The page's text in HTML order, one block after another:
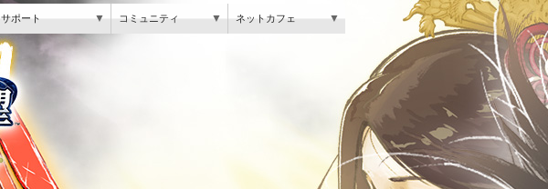
サポート ▼ コミュニティ ▼ ネットカフェ ▼